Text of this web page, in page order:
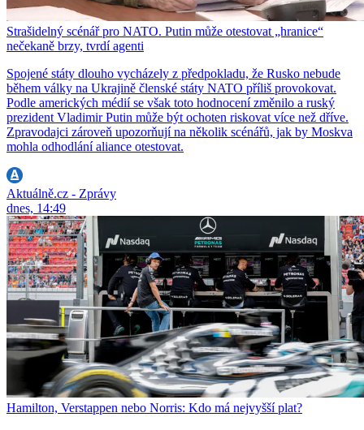
Strašidelný scénář pro NATO. Putin může otestovat „hranice“
nečekaně brzy, tvrdí agenti
Spojené státy dlouho vycházely z předpokladu, že Rusko nebude
během války na Ukrajině členské státy NATO příliš provokovat.
Podle amerických médií se však toto hodnocení změnilo a ruský
prezident Vladimir Putin může být ochoten riskovat více než dříve.
Zpravodajci zároveň upozorňují na několik scénářů, jak by Moskva
mohla odhodlání aliance otestovat.
Aktuálně.cz - Zprávy
dnes, 14:49
Hamilton, Verstappen nebo Norris: Kdo má nejvyšší plat?